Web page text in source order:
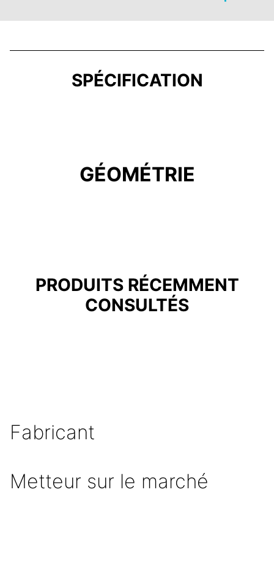
SPÉCIFICATION
GÉOMÉTRIE
PRODUITS RÉCEMMENT
CONSULTÉS
Fabricant
Metteur sur le marché